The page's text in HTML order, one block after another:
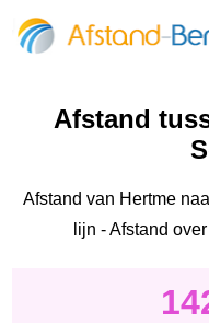
Afstand
Afstand van Hertme
lijn - Afstand